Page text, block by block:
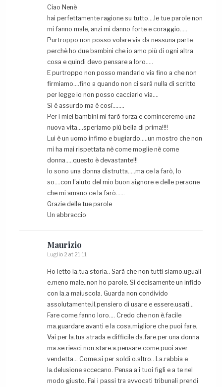
Ciao Nenè
hai perfettamente ragione su tutto….le tue parole non
mi fanno male, anzi mi danno forte e coraggio…..
Purtroppo non posso volare via da nessuna parte
perchè ho due bambini che io amo più di ogni altra
cosa e quindi devo pensare a loro…..
E purtroppo non posso mandarlo via fino a che non
firmiamo….fino a quando non ci sarà nulla di scritto
per legge io non posso cacciarlo via….
Si è assurdo ma è così……..
Per i miei bambini mi farò forza e cominceremo una
nuova vita….speriamo più bella di prima!!!!
Lui è un uomo infimo e bugiardo…..un mostro che non
mi ha mai rispettata nè come moglie nè come
donna…..questo è devastante!!!
Io sono una donna distrutta…..ma ce la farò, lo
so….con l’aiuto del mio buon signore e delle persone
che mi amano ce la farò……
Grazie delle tue parole
Un abbraccio
Maurizio
Luglio 2 at 21:11
Ho letto la.tua storia.. Sarà che non tutti siamo.uguali
e.meno male..non ho parole. Si decisamente un infido
con la.a maiuscola. Guarda non condivido
assolutamente.il.pensiero di usare e essere.usati…
Fare come.fanno loro…. Credo che non è.facile
ma.guardare.avanti e la cosa.migliore che puoi fare.
Vai per la.tua strada e difficile da.fare.per una donna
ma se riesci non stare.a.pensare.come.puoi aver
vendetta… Come.si per soldi o.altro.. La.rabbia e
la.delusione accecano. Pensa a i tuoi figli e a te nel
modo giusto. Fai i passi tra avvocati tribunali prendi